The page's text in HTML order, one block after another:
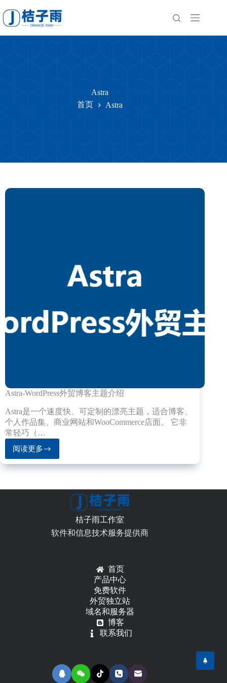
至
内
容
Astra
首页
Astra
Astra-WordPress外贸博客主题介绍
Astra是一个速度快、可定制的漂亮主题，适合博客、
个人作品集、商业网站和WooCommerce店面。 它非
常轻巧（…
阅读更多
Astra-
WordPress
外
博
桔子雨工作室
软件和信息技术服务提供商
首页
产品中心
免费软件
外贸独立站
域名和服务器
博客
联系我们